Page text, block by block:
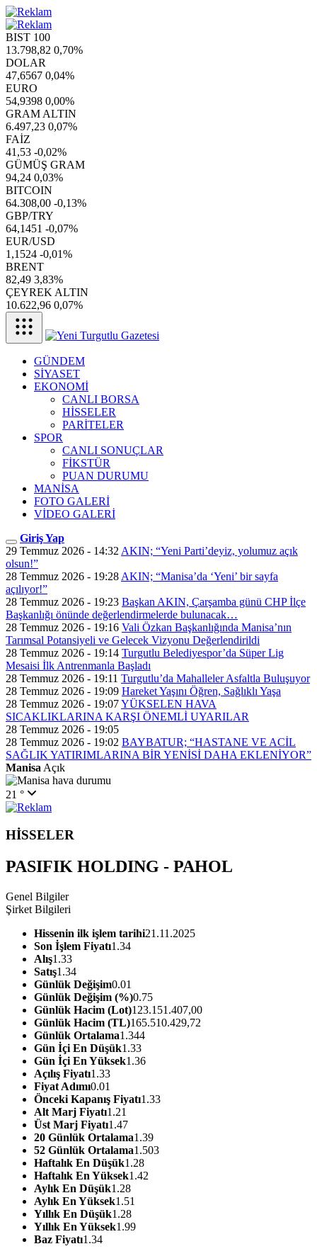
BIST 100
13.798,82 0,70%
DOLAR
47,6567 0,04%
EURO
54,9398 0,00%
GRAM ALTIN
6.497,23 0,07%
FAİZ
41,53 -0,02%
GÜMÜŞ GRAM
94,24 0,03%
BITCOIN
64.308,00 -0,13%
GBP/TRY
64,1451 -0,07%
EUR/USD
1,1524 -0,01%
BRENT
82,49 3,83%
ÇEYREK ALTIN
10.622,96 0,07%
GÜNDEM
SİYASET
EKONOMİ
CANLI BORSA
HİSSELER
PARİTELER
SPOR
CANLI SONUÇLAR
FİKSTÜR
PUAN DURUMU
MANİSA
FOTO GALERİ
VİDEO GALERİ
Giriş Yap
29 Temmuz 2026 - 14:32 AKIN; “Yeni Parti’deyiz, yolumuz açık
olsun!”
28 Temmuz 2026 - 19:28 AKIN; “Manisa’da ‘Yeni’ bir sayfa
açılıyor!”
28 Temmuz 2026 - 19:23 Başkan AKIN, Çarşamba günü CHP İlçe
Başkanlığı önünde değerlendirmelerde bulunacak…
28 Temmuz 2026 - 19:16 Vali Özkan Başkanlığında Manisa’nın
Tarımsal Potansiyeli ve Gelecek Vizyonu Değerlendirildi
28 Temmuz 2026 - 19:14 Turgutlu Belediyespor’da Süper Lig
Mesaisi İlk Antrenmanla Başladı
28 Temmuz 2026 - 19:11 Turgutlu’da Mahalleler Asfaltla Buluşuyor
28 Temmuz 2026 - 19:09 Hareket Yaşını Öğren, Sağlıklı Yaşa
28 Temmuz 2026 - 19:07YÜKSELEN HAVA
SICAKLIKLARINA KARŞI ÖNEMLİ UYARILAR
28 Temmuz 2026 - 19:05
28 Temmuz 2026 - 19:02 BAYBATUR; “HASTANE VE ACİL
SAĞLIK YATIRIMLARINA BİR YENİSİ DAHA EKLENİYOR”
Manisa Açık
21 °
HİSSELER
PASIFIK HOLDING - PAHOL
Genel Bilgiler
Şirket Bilgileri
Hissenin ilk işlem tarihi21.11.2025
Son İşlem Fiyatı1.34
Alış1.33
Satış1.34
Günlük Değişim0.01
Günlük Değişim (%)0.75
Günlük Hacim (Lot)123.151.407,00
Günlük Hacim (TL)165.510.429,72
Günlük Ortalama1.344
Gün İçi En Düşük1.33
Gün İçi En Yüksek1.36
Açılış Fiyatı1.33
Fiyat Adımı0.01
Önceki Kapanış Fiyatı1.33
Alt Marj Fiyatı1.21
Üst Marj Fiyatı1.47
20 Günlük Ortalama1.39
52 Günlük Ortalama1.503
Haftalık En Düşük1.28
Haftalık En Yüksek1.42
Aylık En Düşük1.28
Aylık En Yüksek1.51
Yıllık En Düşük1.28
Yıllık En Yüksek1.99
Baz Fiyatı1.34